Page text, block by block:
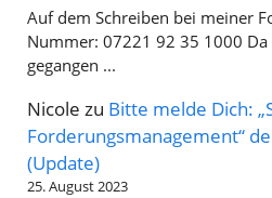
Auf dem Schreiben bei meiner
Nummer: 07221 92 35 1000
gegangen ...
Nicole zu Bitte melde Dich:
Forderungsmanagement“
(Update)
25. August 2023